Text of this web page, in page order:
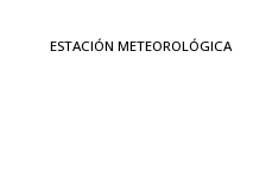
ESTACIÓN METEOROLÓGICA